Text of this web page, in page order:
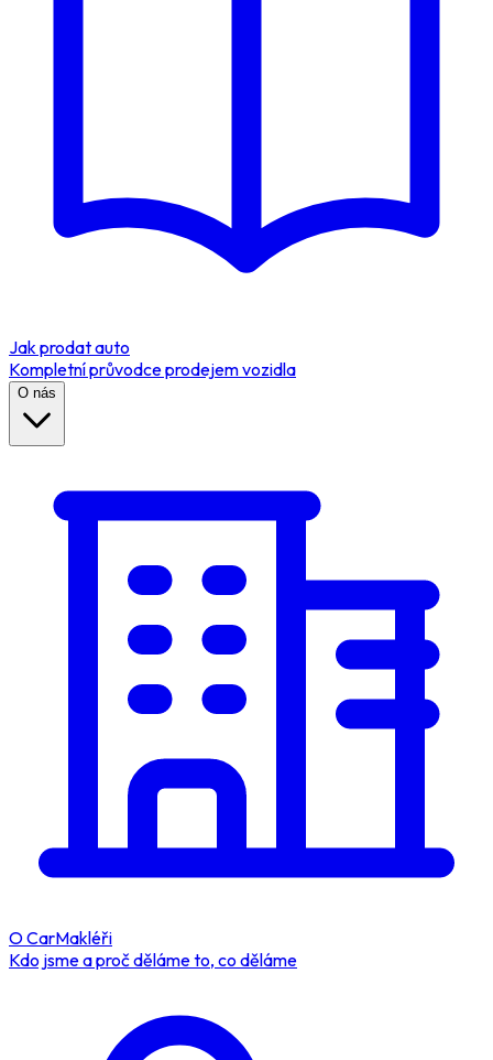
Jak prodat auto
Kompletní průvodce prodejem vozidla
O nás
O CarMakléři
Kdo jsme a proč děláme to, co děláme